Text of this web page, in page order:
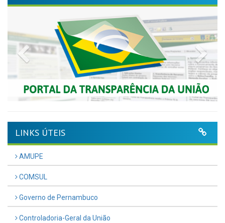
Previous
LINKS ÚTEIS
AMUPE
COMSUL
Governo de Pernambuco
Controladoria-Geral da União